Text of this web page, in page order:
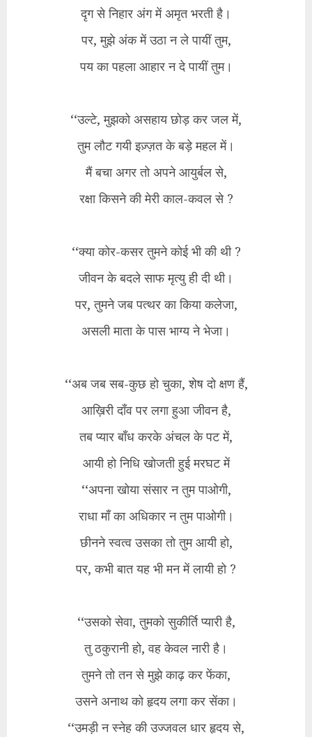
दृग से निहार अंग में अमृत भरती है।
पर, मुझे अंक में उठा न ले पायीं तुम,
पय का पहला आहार न दे पायीं तुम।
‘‘उल्टे, मुझको असहाय छोड़ कर जल में,
तुम लौट गयी इज़्ज़त के बड़े महल में।
मैं बचा अगर तो अपने आयुर्बल से,
रक्षा किसने की मेरी काल-कवल से ?
‘‘क्या कोर-कसर तुमने कोई भी की थी ?
जीवन के बदले साफ मृत्यु ही दी थी।
पर, तुमने जब पत्थर का किया कलेजा,
असली माता के पास भाग्य ने भेजा।
‘‘अब जब सब-कुछ हो चुका, शेष दो क्षण हैं,
आख़िरी दाँव पर लगा हुआ जीवन है,
तब प्यार बाँध करके अंचल के पट में,
आयी हो निधि खोजती हुई मरघट में
‘‘अपना खोया संसार न तुम पाओगी,
राधा माँ का अधिकार न तुम पाओगी।
छीनने स्वत्व उसका तो तुम आयी हो,
पर, कभी बात यह भी मन में लायी हो ?
‘‘उसको सेवा, तुमको सुकीर्ति प्यारी है,
तु ठकुरानी हो, वह केवल नारी है।
तुमने तो तन से मुझे काढ़ कर फेंका,
उसने अनाथ को हृदय लगा कर सेंका।
‘‘उमड़ी न स्नेह की उज्जवल धार हृदय से,